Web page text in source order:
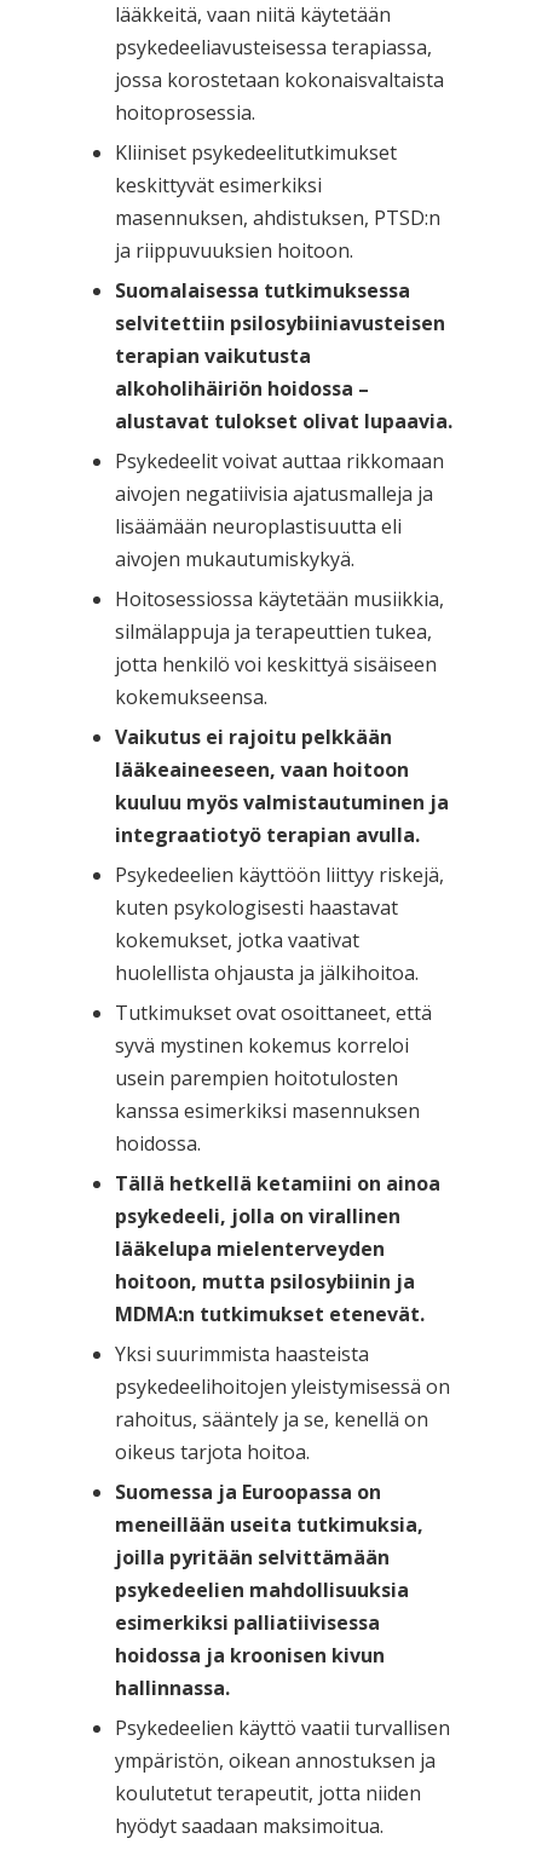
lääkkeitä, vaan niitä käytetään
psykedeeliavusteisessa terapiassa,
jossa korostetaan kokonaisvaltaista
hoitoprosessia.
Kliiniset psykedeelitutkimukset
keskittyvät esimerkiksi
masennuksen, ahdistuksen, PTSD:n
ja riippuvuuksien hoitoon.
Suomalaisessa tutkimuksessa
selvitettiin psilosybiiniavusteisen
terapian vaikutusta
alkoholihäiriön hoidossa –
alustavat tulokset olivat lupaavia.
Psykedeelit voivat auttaa rikkomaan
aivojen negatiivisia ajatusmalleja ja
lisäämään neuroplastisuutta eli
aivojen mukautumiskykyä.
Hoitosessiossa käytetään musiikkia,
silmälappuja ja terapeuttien tukea,
jotta henkilö voi keskittyä sisäiseen
kokemukseensa.
Vaikutus ei rajoitu pelkkään
lääkeaineeseen, vaan hoitoon
kuuluu myös valmistautuminen ja
integraatiotyö terapian avulla.
Psykedeelien käyttöön liittyy riskejä,
kuten psykologisesti haastavat
kokemukset, jotka vaativat
huolellista ohjausta ja jälkihoitoa.
Tutkimukset ovat osoittaneet, että
syvä mystinen kokemus korreloi
usein parempien hoitotulosten
kanssa esimerkiksi masennuksen
hoidossa.
Tällä hetkellä ketamiini on ainoa
psykedeeli, jolla on virallinen
lääkelupa mielenterveyden
hoitoon, mutta psilosybiinin ja
MDMA:n tutkimukset etenevät.
Yksi suurimmista haasteista
psykedeelihoitojen yleistymisessä on
rahoitus, sääntely ja se, kenellä on
oikeus tarjota hoitoa.
Suomessa ja Euroopassa on
meneillään useita tutkimuksia,
joilla pyritään selvittämään
psykedeelien mahdollisuuksia
esimerkiksi palliatiivisessa
hoidossa ja kroonisen kivun
hallinnassa.
Psykedeelien käyttö vaatii turvallisen
ympäristön, oikean annostuksen ja
koulutetut terapeutit, jotta niiden
hyödyt saadaan maksimoitua.